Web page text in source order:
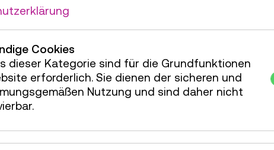
Cookies
dieser Kategorie sind für die Grundfunktionen
erforderlich. Sie dienen der sicheren und
Nutzung und sind daher nicht